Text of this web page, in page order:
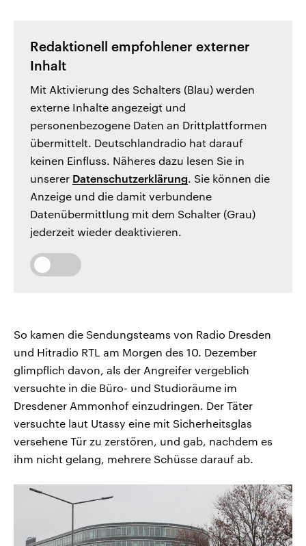
Redaktionell empfohlener externer
Inhalt
Mit Aktivierung des Schalters (Blau) werden
externe Inhalte angezeigt und
personenbezogene Daten an Drittplattformen
übermittelt. Deutschlandradio hat darauf
keinen Einfluss. Näheres dazu lesen Sie in
unserer Datenschutzerklärung . Sie können die
Anzeige und die damit verbundene
Datenübermittlung mit dem Schalter (Grau)
jederzeit wieder deaktivieren.
So kamen die Sendungsteams von Radio Dresden
und Hitradio RTL am Morgen des 10. Dezember
glimpflich davon, als der Angreifer vergeblich
versuchte in die Büro- und Studioräume im
Dresdener Ammonhof einzudringen. Der Täter
versuchte laut Utassy eine mit Sicherheitsglas
versehene Tür zu zerstören, und gab, nachdem es
ihm nicht gelang, mehrere Schüsse darauf ab.